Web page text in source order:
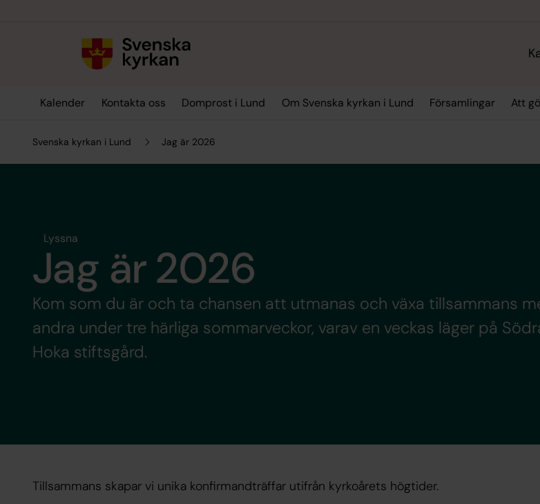
Kalender Kontakta oss Domprost i Lund Om Svenska kyrkan i Lund Församlingar Att
Svenska kyrkan i Lund Jag är 2026
Lyssna
Jag är 2026
Kom som du är och ta chansen att utmanas och växa tillsammans
andra under tre härliga sommarveckor, varav en veckas läger på
Hoka stiftsgård.
Tillsammans skapar vi unika konfirmandträffar utifrån kyrkoårets högtider.